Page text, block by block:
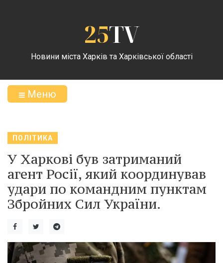
25TV
Новини міста Харків та Харківської області
Меню
ПОЛІТИКА
У Харкові був затриманий
агент Росії, який координував
удари по командним пунктам
Збройних Сил України.